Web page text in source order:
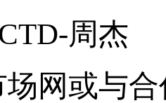
周杰
网或与